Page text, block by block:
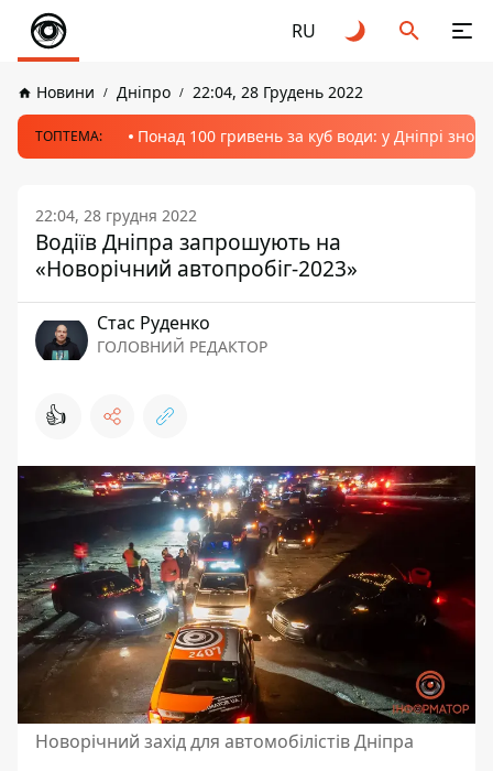
RU
Новини Дніпро 22:04, 28 Грудень 2022
ТОПТЕМА: Понад 100 гривень за куб води: у Дніпрі
22:04, 28 грудня 2022
Водіїв Дніпра запрошують на
«Новорічний автопробіг-2023»
Стас Руденко
ГОЛОВНИЙ РЕДАКТОР
👍
Новорічний захід для автомобілістів Дніпра